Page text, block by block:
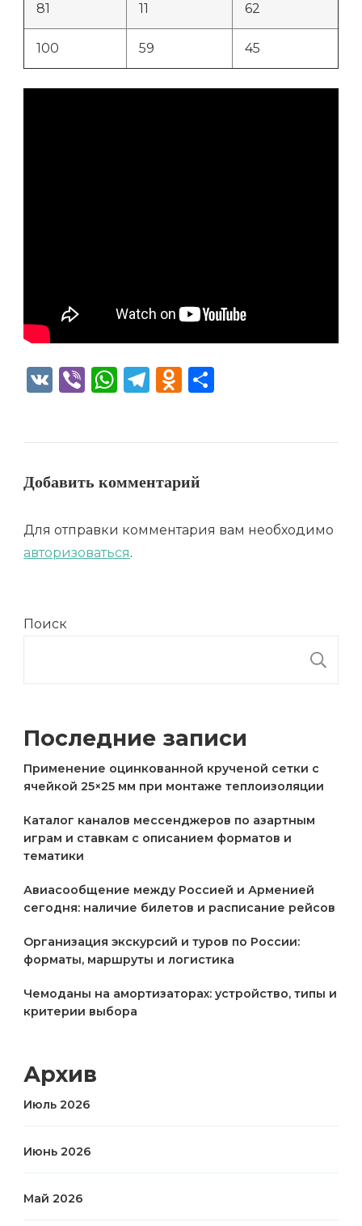
81 11 62
100 59 45
VK ViberWhatsApp
Telegram
Odnoklassniki
Добавить комментарий
Для отправки комментария вам необходимо
авторизоваться.
Поиск
Последние записи
Применение оцинкованной крученой сетки с
ячейкой 25×25 мм при монтаже теплоизоляции
Каталог каналов мессенджеров по азартным
играм и ставкам с описанием форматов и
тематики
Авиасообщение между Россией и Арменией
сегодня: наличие билетов и расписание рейсов
Организация экскурсий и туров по России:
форматы, маршруты и логистика
Чемоданы на амортизаторах: устройство, типы и
критерии выбора
Архив
Июль 2026
Июнь 2026
Май 2026